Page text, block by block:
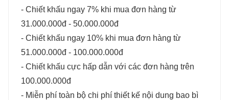
- Chiết khấu ngay 7% khi mua đơn hàng từ
31.000.000đ - 50.000.000đ
- Chiết khấu ngay 10% khi mua đơn hàng từ
51.000.000đ - 100.000.000đ
- Chiết khấu cực hấp dẫn với các đơn hàng trên
100.000.000đ
- Miễn phí toàn bộ chi phí thiết kế nội dung bao bì